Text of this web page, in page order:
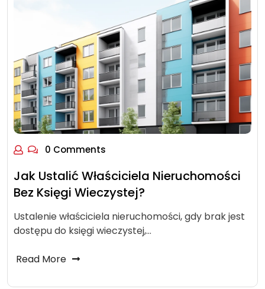
0 Comments
Jak Ustalić Właściciela Nieruchomości
Bez Księgi Wieczystej?
Ustalenie właściciela nieruchomości, gdy brak jest
dostępu do księgi wieczystej,…
Read More